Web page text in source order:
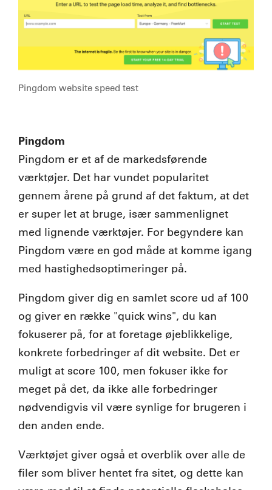
Pingdom website speed test
Pingdom
Pingdom er et af de markedsførende
værktøjer. Det har vundet popularitet
gennem årene på grund af det faktum, at det
er super let at bruge, især sammenlignet
med lignende værktøjer. For begyndere kan
Pingdom være en god måde at komme igang
med hastighedsoptimeringer på.
Pingdom giver dig en samlet score ud af 100
og giver en række "quick wins", du kan
fokuserer på, for at foretage øjeblikkelige,
konkrete forbedringer af dit website. Det er
muligt at score 100, men fokuser ikke for
meget på det, da ikke alle forbedringer
nødvendigvis vil være synlige for brugeren i
den anden ende.
Værktøjet giver også et overblik over alle de
filer som bliver hentet fra sitet, og dette kan